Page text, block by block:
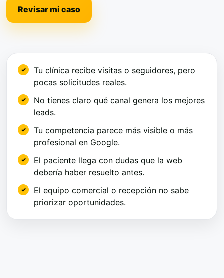
Revisar mi caso
Tu clínica recibe visitas o seguidores, pero
pocas solicitudes reales.
No tienes claro qué canal genera los mejores
leads.
Tu competencia parece más visible o más
profesional en Google.
El paciente llega con dudas que la web
debería haber resuelto antes.
El equipo comercial o recepción no sabe
priorizar oportunidades.